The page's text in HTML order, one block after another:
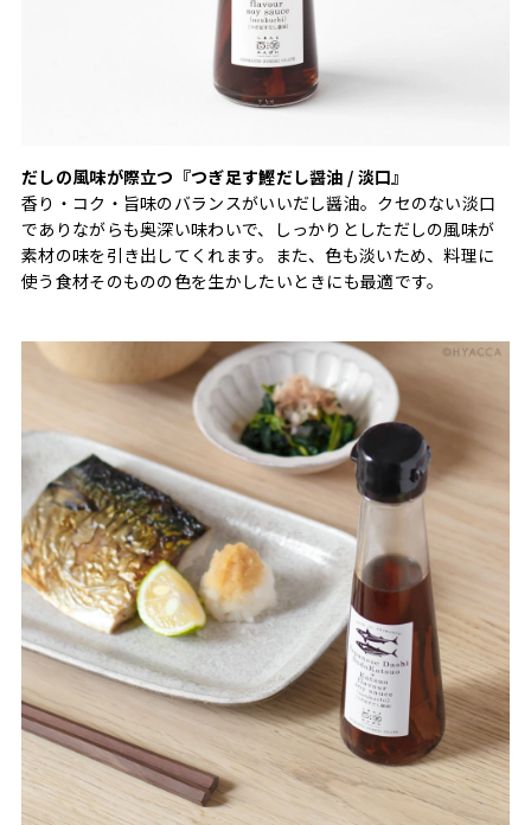
だしの風味が際立つ『つぎ足す鰹だし醤油 / 淡口』
香り・コク・旨味のバランスがいいだし醤油。クセのない淡口
でありながらも奥深い味わいで、しっかりとしただしの風味が
素材の味を引き出してくれます。また、色も淡いため、料理に
使う食材そのものの色を生かしたいときにも最適です。